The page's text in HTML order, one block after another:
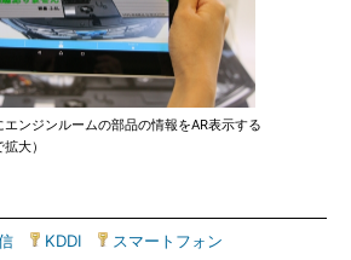
エンジンルームの部品の情報をAR表示する
大）
KDDI スマートフォン